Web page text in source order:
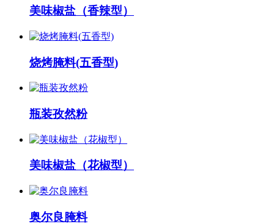
美味椒盐（香辣型）
烧烤腌料(五香型)
瓶装孜然粉
美味椒盐（花椒型）
奥尔良腌料